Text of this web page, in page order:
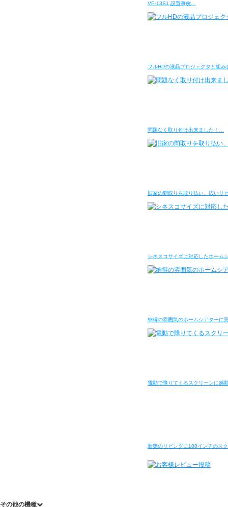
VP-13S1 設置事例…
フルHDの液晶プロジェクタと組
問題なく取り付け出来ました！…
旧家の間取りを取り払い、広いリ
シネスコサイズに対応したホーム
納得の雰囲気のホームシアターに
電動で降りてくるスクリーンに感
新築のリビングに100インチのス
その他の機種